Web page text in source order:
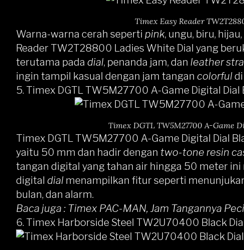
Timex Easy Reader
Warna-warna cerah seperti pink, ungu, biru,
Reader TW2T28800 Ladies White Dial yang
terutama pada dial, penanda jam, dan leather
ingin tampil kasual dengan jam tangan colorful
5. Timex DGTL TW5M27700 A-Game Digital Dial
Timex DGTL TW5M27700 A-Game
Timex DGTL TW5M27700 A-Game Digital Dial
yaitu 50 mm dan hadir dengan two-tone resin
tangan digital yang tahan air hingga 50 meter ini
digital dial menampilkan fitur seperti
bulan, dan alarm.
Baca juga : Timex PAC-MAN, Jam Tangannya
6. Timex Harborside Steel TW2U70400 Black